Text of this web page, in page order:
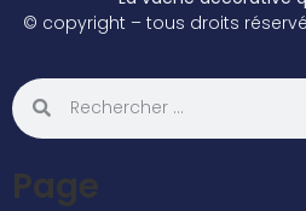
© copyright – tous droits
Page